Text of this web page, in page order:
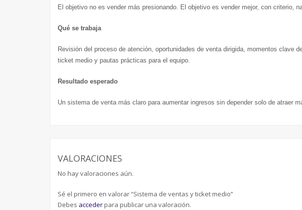
El objetivo no es vender más presionando. El objetivo es vender mejor, con criterio,
Qué se trabaja
Revisión del proceso de atención, oportunidades de venta dirigida, momentos clave
ticket medio y pautas prácticas para el equipo.
Resultado esperado
Un sistema de venta más claro para aumentar ingresos sin depender solo de atraer
VALORACIONES
No hay valoraciones aún.
Sé el primero en valorar “Sistema de ventas y ticket medio”
Debes acceder para publicar una valoración.